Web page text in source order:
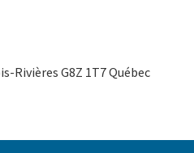
Rivières G8Z 1T7 Québec